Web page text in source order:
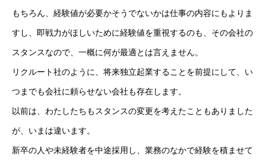
個人情報保護方針
HOME 新着情報 会社概要 事業紹介 採用情報 コラム
もちろん、経験値が必要かそうでないかは仕事の内容にもよりま
すし、即戦力がほしいために経験値を重視するのも、その会社の
スタンスなので、一概に何が最適とは言えません。
リクルート社のように、将来独立起業することを前提にして、い
つまでも会社に頼らせない会社も存在します。
以前は、わたしたちもスタンスの変更を考えたこともありました
が、いまは違います。
新卒の人や未経験者を中途採用し、業務のなかで経験を積ませて